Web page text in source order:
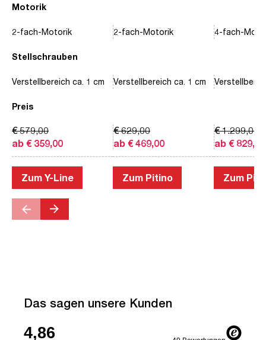
Motorik
Stellschrauben
Preis
2-fach-Motorik
Verstellbereich ca. 1 cm
ab € 359,00
€ 579,00
Zum Y-Line
2-fach-Motorik
Verstellbereich ca. 1 cm
ab € 469,00
€ 629,00
Zum Pitino
4-fach-
ab € 829,00
€ 1.299,00
Zum
Das sagen unsere Kunden